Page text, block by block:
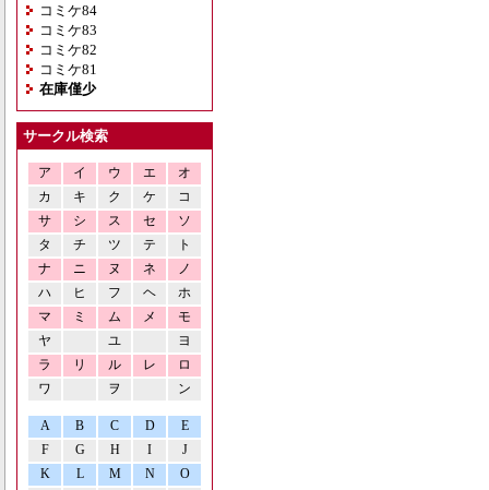
コミケ84
コミケ83
コミケ82
コミケ81
在庫僅少
サークル検索
ア イ ウ エ
オ
カ
キ ク ケ
コ
サ
シ ス セ
ソ
タ
チ ツ テ
ト
ナ
ニ ヌ ネ
ノ
ハ
ヒ フ ヘ
ホ
マ
ミ ム メ
モ
ヤ
ユ
ヨ
ラ
リ ル レ
ロ
ワ
ヲ ン
A B C D
E
F
G H I
J
K
L M N O